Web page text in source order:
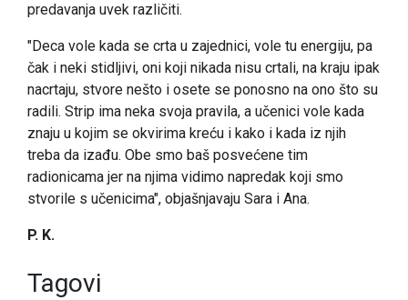
predavanja uvek različiti.
"Deca vole kada se crta u zajednici, vole tu energiju, pa
čak i neki stidljivi, oni koji nikada nisu crtali, na kraju ipak
nacrtaju, stvore nešto i osete se ponosno na ono što su
radili. Strip ima neka svoja pravila, a učenici vole kada
znaju u kojim se okvirima kreću i kako i kada iz njih
treba da izađu. Obe smo baš posvećene tim
radionicama jer na njima vidimo napredak koji smo
stvorile s učenicima", objašnjavaju Sara i Ana.
P. K.
Tagovi